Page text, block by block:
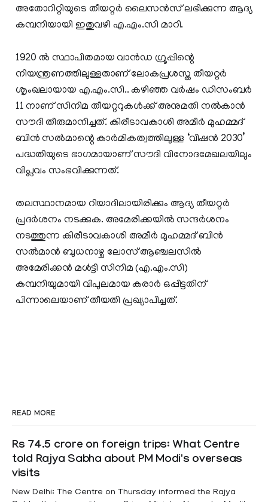
അതോറിറ്റിയുടെ തീയറ്റര്‍ ലൈസന്‍സ് ലഭിക്കുന്ന ആദ്യ
കമ്പനിയായി ഇതുവഴി എ.എം.സി മാറി.
1920 ല്‍ സ്ഥാപിതമായ വാന്‍ഡ ഗ്രൂപ്പിന്റെ
നിയന്ത്രണത്തിലുള്ളതാണ് ലോകപ്രശസ്ത തീയറ്റര്‍
ശൃംഖലായായ എ.എം.സി.. കഴിഞ്ഞ വര്‍ഷം ഡിസംബര്‍
11 നാണ് സിനിമ തീയറ്ററുകള്‍ക്ക് അനുമതി നല്‍കാന്‍
സൗദി തീരുമാനിച്ചത്. കിരീടാവകാശി അമീര്‍ മുഹമ്മദ്
ബിന്‍ സല്‍മാന്റെ കാര്‍മികത്വത്തിലുള്ള ‘വിഷന്‍ 2030’
പദ്ധതിയുടെ ഭാഗമായാണ് സൗദി വിനോദമേഖലയിലും
വിപ്ലവം സംഭവിക്കുന്നത്.
തലസ്ഥാനമായ റിയാദിലായിരിക്കും ആദ്യ തീയറ്റര്‍
പ്രദര്‍ശനം നടക്കുക. അമേരിക്കയില്‍ സന്ദര്‍ശനം
നടത്തുന്ന കിരീടാവകാശി അമീര്‍ മുഹമ്മദ് ബിന്‍
സല്‍മാന്‍ ബുധനാഴ്ച ലോസ് ആഞ്ചലസില്‍
അമേരിക്കന്‍ മള്‍ട്ടി സിനിമ (എ.എം.സി)
കമ്പനിയുമായി വിപുലമായ കരാര്‍ ഒപ്പിട്ടതിന്
പിന്നാലെയാണ് തീയതി പ്രഖ്യാപിച്ചത്.
READ MORE
Rs 74.5 crore on foreign trips: What Centre
told Rajya Sabha about PM Modi's overseas
visits
New Delhi: The Centre on Thursday informed the Rajya